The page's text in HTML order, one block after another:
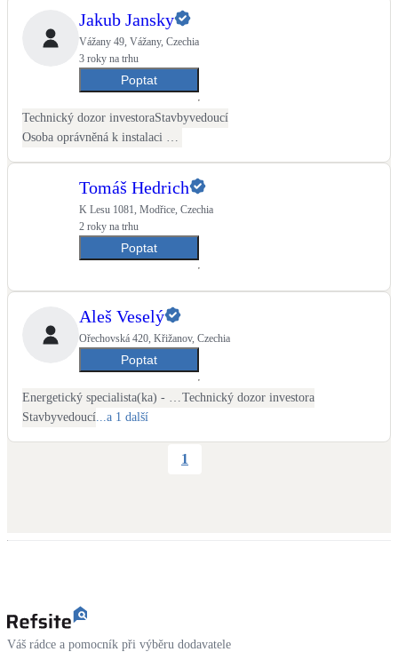
Jakub Jansky
Vážany 49, Vážany, Czechia
3 roky na trhu
Poptat
Technický dozor investoraStavbyvedoucí
Tomáš Hedrich
K Lesu 1081, Modřice, Czechia
2 roky na trhu
Poptat
Aleš Veselý
Ořechovská 420, Křižanov, Czechia
Poptat
Technický dozor investora
Stavbyvedoucí ...a 1 další
1
Váš rádce a pomocník při výběru dodavatele